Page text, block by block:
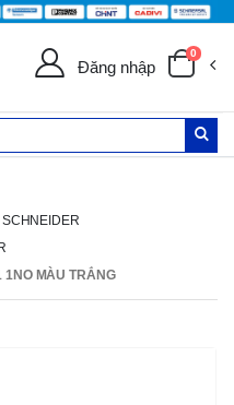
Đăng nhập
0
1NO MÀU TRẮNG